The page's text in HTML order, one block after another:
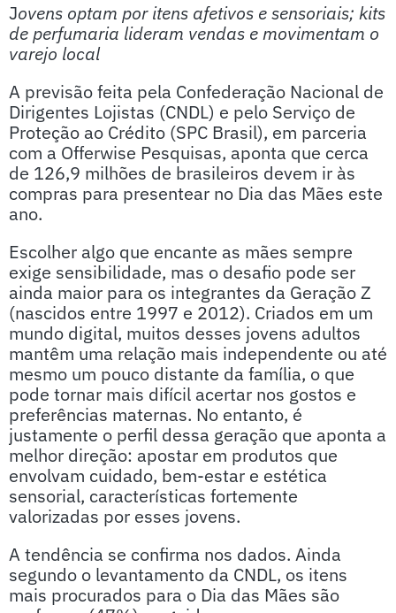
Jovens optam por itens afetivos e sensoriais; kits
de perfumaria lideram vendas e movimentam o
varejo local
A previsão feita pela Confederação Nacional de
Dirigentes Lojistas (CNDL) e pelo Serviço de
Proteção ao Crédito (SPC Brasil), em parceria
com a Offerwise Pesquisas, aponta que cerca
de 126,9 milhões de brasileiros devem ir às
compras para presentear no Dia das Mães este
ano.
Escolher algo que encante as mães sempre
exige sensibilidade, mas o desafio pode ser
ainda maior para os integrantes da Geração Z
(nascidos entre 1997 e 2012). Criados em um
mundo digital, muitos desses jovens adultos
mantêm uma relação mais independente ou até
mesmo um pouco distante da família, o que
pode tornar mais difícil acertar nos gostos e
preferências maternas. No entanto, é
justamente o perfil dessa geração que aponta a
melhor direção: apostar em produtos que
envolvam cuidado, bem-estar e estética
sensorial, características fortemente
valorizadas por esses jovens.
A tendência se confirma nos dados. Ainda
segundo o levantamento da CNDL, os itens
mais procurados para o Dia das Mães são